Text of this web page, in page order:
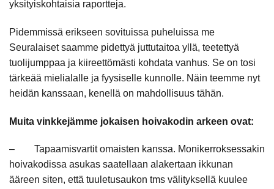
yksityiskohtaisia raportteja.
Pidemmissä erikseen sovituissa puheluissa me
Seuralaiset saamme pidettyä juttutaitoa yllä, teetettyä
tuolijumppaa ja kiireettömästi kohdata vanhus. Se on tosi
tärkeää mielialalle ja fyysiselle kunnolle. Näin teemme nyt
heidän kanssaan, kenellä on mahdollisuus tähän.
Muita vinkkejämme jokaisen hoivakodin arkeen ovat:
– Tapaamisvartit omaisten kanssa. Monikerroksessakin
hoivakodissa asukas saatellaan alakertaan ikkunan
ääreen siten, että tuuletusaukon tms välityksellä kuulee